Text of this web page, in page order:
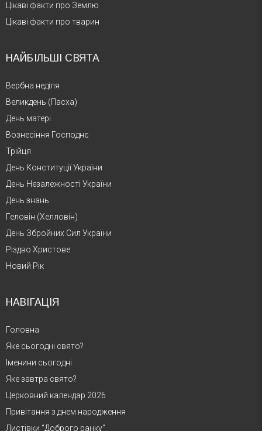
Цікаві факти про Землю
Цікаві факти про тварин
НАЙБІЛЬШІ СВЯТА
Вербна неділя
Великдень (Пасха)
День матері
Вознесіння Господнє
Трійця
День Конституції України
День Незалежності України
День знань
Геловін (Хелловін)
День Збройних Сил України
Різдво Христове
Новий Рік
НАВІГАЦІЯ
Головна
Яке сьогодні свято?
Іменини сьогодні
Яке завтра свято?
Церковний календар 2026
Привітання з днем народження
Листівки “Доброго ранку”